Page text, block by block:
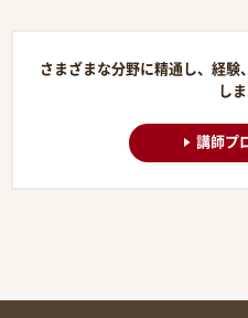
さまざまな分野に精通し、経
しま
講師プ